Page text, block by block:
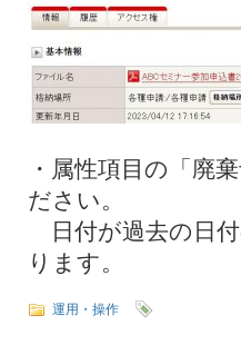
・属性項目の「廃
ださい。
日付が過去の日
ります。
運用・操作